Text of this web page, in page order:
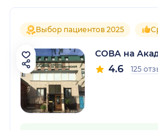
Выбор пациентов 2025
СОВА на
4.6 125